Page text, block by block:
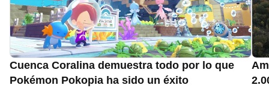
Cuenca Coralina demuestra todo por lo que
Pokémon Pokopia ha sido un éxito